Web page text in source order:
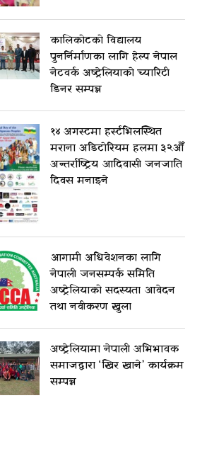
कालिकोटको विद्यालय
पुनर्निर्माणका लागि हेल्प नेपाल
नेटवर्क अष्ट्रेलियाको च्यारिटी
डिनर सम्पन्न
१४ अगस्टमा हर्स्टभिलस्थित
मराना अडिटोरियम हलमा ३२औँ
अन्तर्राष्ट्रिय आदिवासी जनजाति
दिवस मनाइने
आगामी अधिवेशनका लागि
नेपाली जनसम्पर्क समिति
अष्ट्रेलियाको सदस्यता आवेदन
तथा नवीकरण खुला
अष्ट्रेलियामा नेपाली अभिभावक
समाजद्वारा ‘खिर खाने’ कार्यक्रम
सम्पन्न